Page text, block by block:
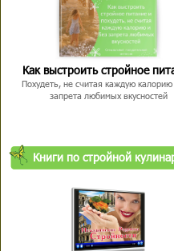
Как выстроить стройное
Похудеть, не считая каждую калорию
запрета любимых вкусностей
Книги по стройной